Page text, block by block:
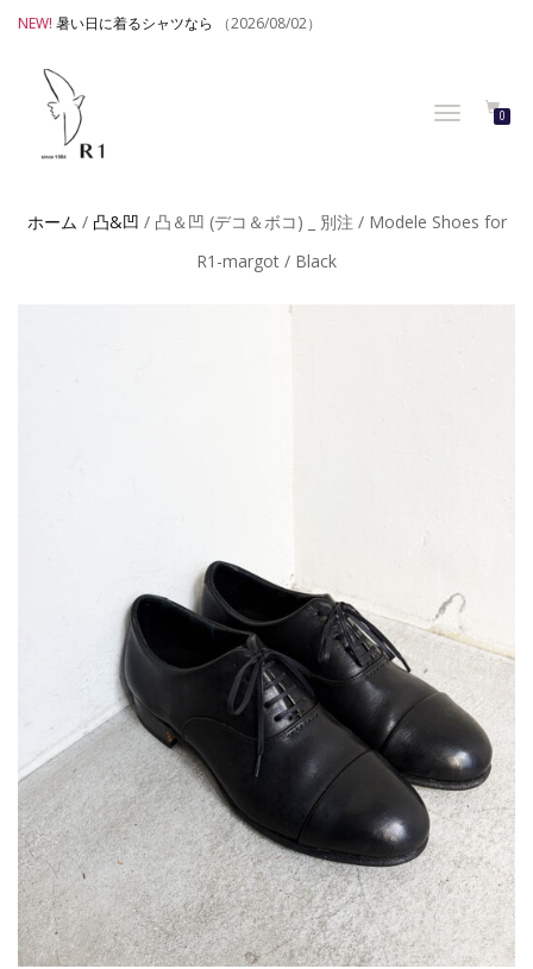
NEW! 暑い日に着るシャツなら （2026/08/02）
TOGGLE
0
ホーム / 凸&凹 / 凸＆凹 (デコ＆ボコ) _ 別注 / Modele Shoes for
R1-margot / Black